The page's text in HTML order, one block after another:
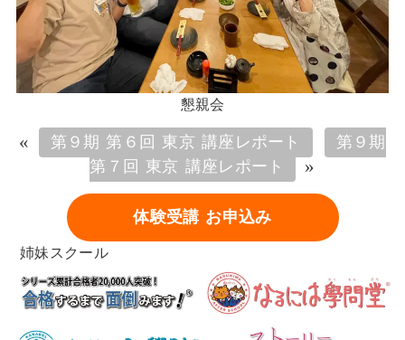
懇親会
« 第９期 第６回 東京 講座レポート
第９期
第７回 東京 講座レポート
»
体験受講 お申込み
姉妹スクール